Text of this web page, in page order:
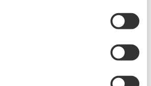
그램 패턴과 8 개의 PV 이벤트,
더 시퀀스 기능이 표준으로